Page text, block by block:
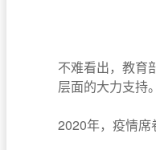
不难看出，教育
层面的大力支持。
2020年，疫情席